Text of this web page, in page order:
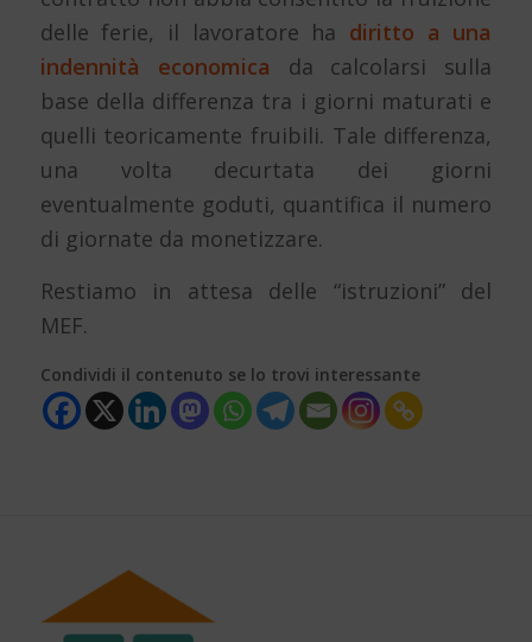
delle ferie, il lavoratore ha diritto a una
indennità economica
da calcolarsi sulla
base della differenza tra i giorni maturati e
quelli teoricamente fruibili. Tale differenza,
una volta decurtata dei giorni
eventualmente goduti, quantifica il numero
di giornate da monetizzare.
Restiamo in attesa delle “istruzioni” del
MEF.
Condividi il contenuto se lo trovi interessante